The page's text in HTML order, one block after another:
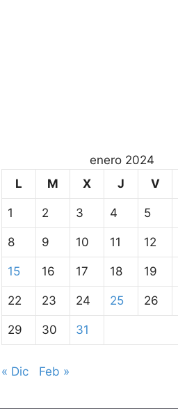
enero 2024
L
M X J V
1 2 3 4 5
8 9 10 11 12
15 16 17 18 19
22 23 24 25 26
29 30 31
« Dic Feb »